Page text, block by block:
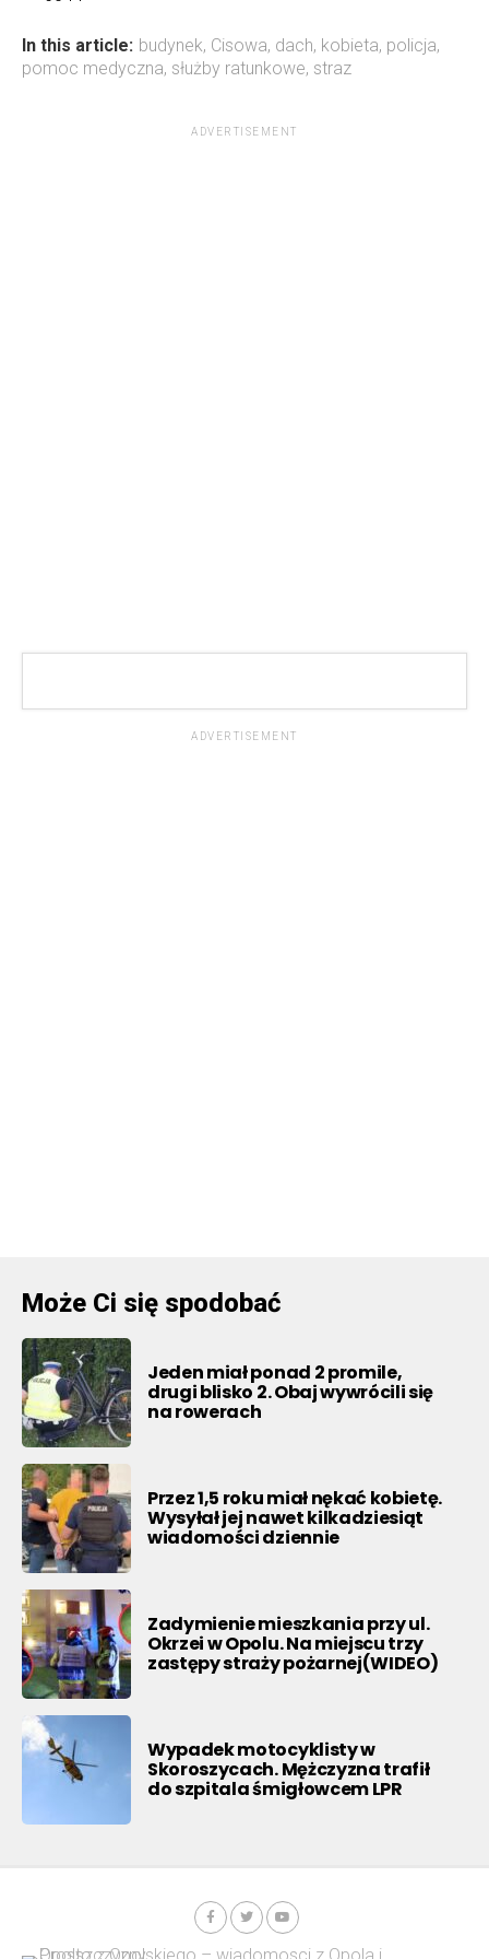
In this article: budynek, Cisowa, dach, kobieta, policja,
pomoc medyczna, służby ratunkowe, straz
ADVERTISEMENT
ADVERTISEMENT
Może Ci się spodobać
Jeden miał ponad 2 promile,
drugi blisko 2. Obaj wywrócili się
na rowerach
Przez 1,5 roku miał nękać kobietę.
Wysyłał jej nawet kilkadziesiąt
wiadomości dziennie
Zadymienie mieszkania przy ul.
Okrzei w Opolu. Na miejscu trzy
zastępy straży pożarnej(WIDEO)
Wypadek motocyklisty w
Skoroszycach. Mężczyzna trafił
do szpitala śmigłowcem LPR